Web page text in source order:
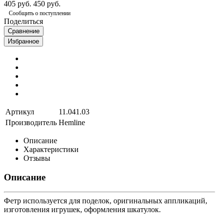
405 руб. 450 руб.
Сообщить о поступлении
Поделиться
Сравнение
Избранное
Артикул
11.041.03
Производитель Hemline
Описание
Характеристики
Отзывы
Описание
Фетр используется для поделок, оригинальных аппликаций,
изготовления игрушек, оформления шкатулок.